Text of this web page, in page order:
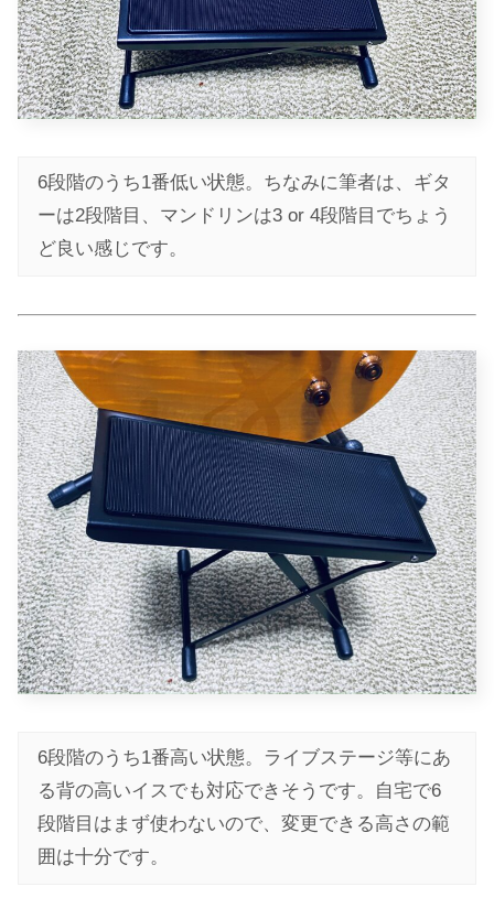
6段階のうち1番低い状態。ちなみに筆者は、ギタ
ーは2段階目、マンドリンは3 or 4段階目でちょう
ど良い感じです。
6段階のうち1番高い状態。ライブステージ等にあ
る背の高いイスでも対応できそうです。自宅で6
段階目はまず使わないので、変更できる高さの範
囲は十分です。